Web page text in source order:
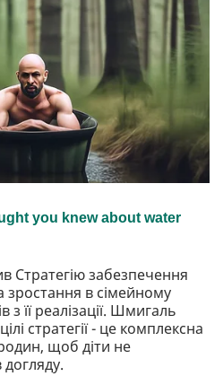
Стратегію забезпечення
зростання в сімейному
з її реалізації. Шмигаль
стратегії - це комплексна
щоб діти не